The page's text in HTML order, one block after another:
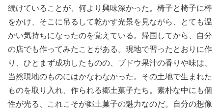
続けていることが、何より興味深かった。椅子と椅子に棒
をかけ、そこに吊るして乾かす光景を見ながら、とても温
かい気持ちになったのを覚えている。帰国してから、自分
の店でも作ってみたことがある。現地で習ったとおりに作
り、ひとまず成功したものの、ブドウ果汁の香りや味は、
当然現地のものにはかなわなかった。その土地で生まれた
ものを取り入れ、作られる郷土菓子たち。素朴な中にも個
性が光る、これこそが郷土菓子の魅力なのだ。自分の想像